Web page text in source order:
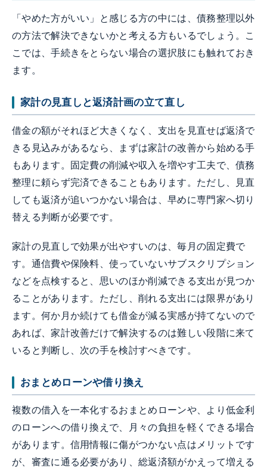
「やめた方がいい」と感じる方の中には、債務整理以外
の方法で解決できないかと考える方もいるでしょう。こ
こでは、手続きをとらない場合の選択肢にも触れておき
ます。
家計の見直しと返済計画の立て直し
借金の額がそれほど大きくなく、支出を見直せば返済で
きる見込みがあるなら、まずは家計の改善から始める手
もあります。固定費の削減や収入を増やす工夫で、債務
整理に頼らず完済できることもあります。ただし、見直
しても返済が追いつかない場合は、早めに専門家へ切り
替える判断が必要です。
家計の見直しで効果が出やすいのは、毎月の固定費で
す。通信費や保険料、使っていないサブスクリプション
などを点検すると、思いのほか削減できる支出が見つか
ることがあります。ただし、削れる支出には限界があり
ます。何か月か続けても借金が減る実感が持てないので
あれば、家計改善だけで解決するのは難しい段階に来て
いると判断し、次の手を検討すべきです。
おまとめローンや借り換え
複数の借入を一本化するおまとめローンや、より低金利
のローンへの借り換えで、月々の負担を軽くできる場合
があります。信用情報に傷がつかない点はメリットです
が、審査に通る必要があり、総返済額がかえって増える